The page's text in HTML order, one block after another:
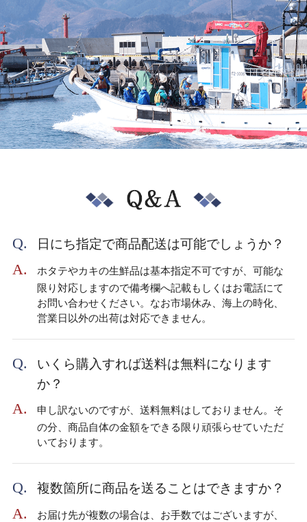
日にち指定で商品配送は可能でしょうか？
ホタテやカキの生鮮品は基本指定不可ですが、可能な
限り対応しますので備考欄へ記載もしくはお電話にて
お問い合わせください。なお市場休み、海上の時化、
営業日以外の出荷は対応できません。
いくら購入すれば送料は無料になります
か？
申し訳ないのですが、送料無料はしておりません。そ
の分、商品自体の金額をできる限り頑張らせていただ
いております。
複数箇所に商品を送ることはできますか？
お届け先が複数の場合は、お手数ではございますが、